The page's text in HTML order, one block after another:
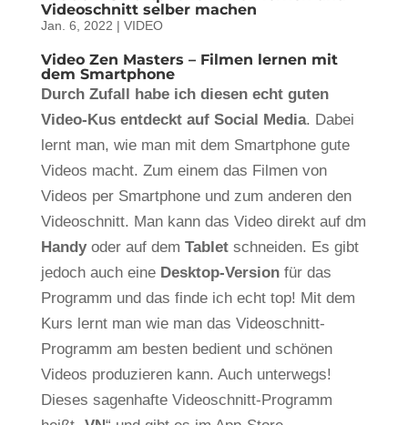
Videoschnitt selber machen
Jan. 6, 2022 | VIDEO
Video Zen Masters – Filmen lernen mit
dem Smartphone
Durch Zufall habe ich diesen echt guten
Video-Kus entdeckt auf Social Media. Dabei
lernt man, wie man mit dem Smartphone gute
Videos macht. Zum einem das Filmen von
Videos per Smartphone und zum anderen den
Videoschnitt. Man kann das Video direkt auf dm
Handyoder auf dem Tabletschneiden. Es gibt
jedoch auch eine Desktop-Versionfür das
Programm und das finde ich echt top! Mit dem
Kurs lernt man wie man das Videoschnitt-
Programm am besten bedient und schönen
Videos produzieren kann. Auch unterwegs!
Dieses sagenhafte Videoschnitt-Programm